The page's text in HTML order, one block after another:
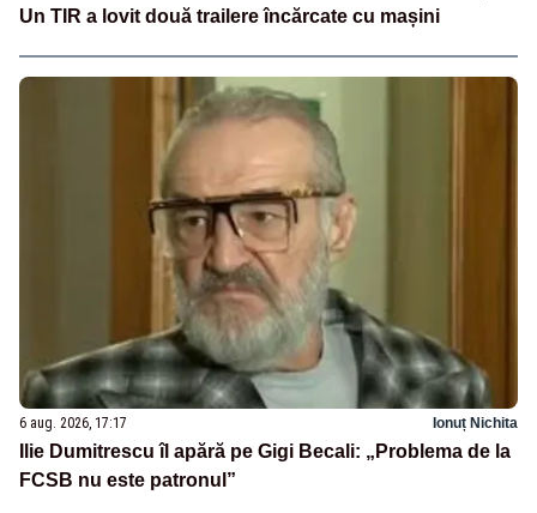
Un TIR a lovit două trailere încărcate cu mașini
6 aug. 2026, 17:17 Ionuț Nichita
Ilie Dumitrescu îl apără pe Gigi Becali: „Problema de la
FCSB nu este patronul”